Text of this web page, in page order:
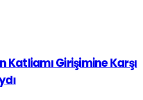
Katliamı Girişimine Karşı